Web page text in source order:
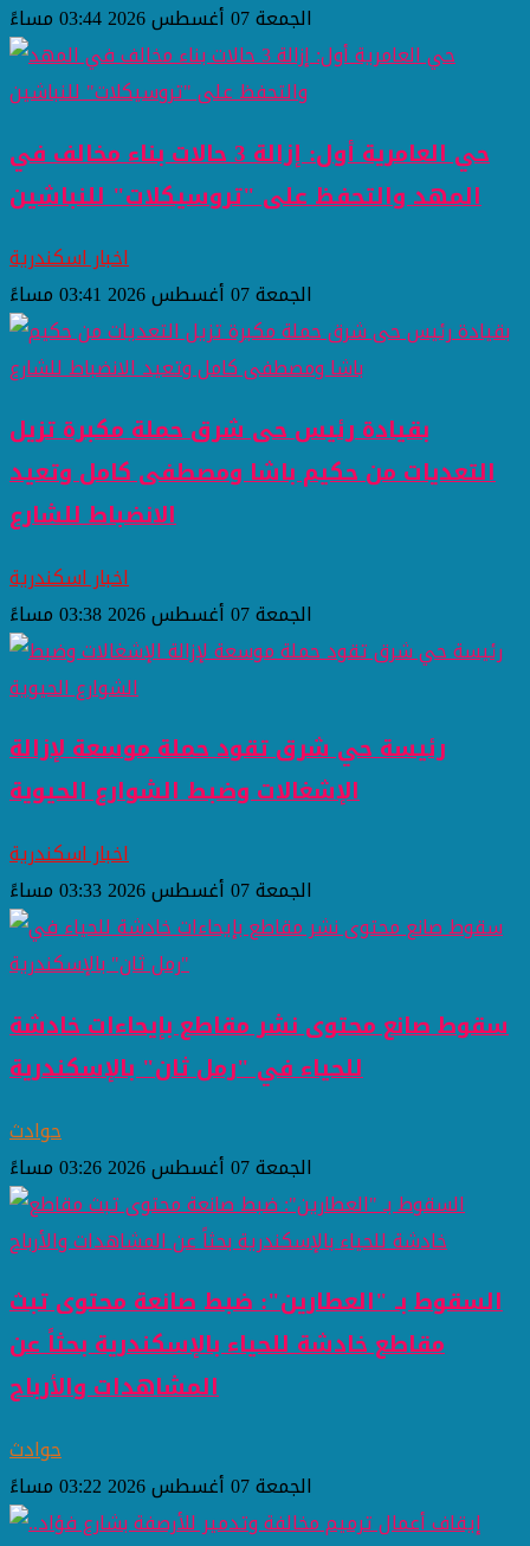
الجمعة 07 أغسطس 2026 03:44 مساءً
حي العامرية أول: إزالة 3 حالات بناء مخالف في
المهد والتحفظ على "تروسيكلات" للنباشين
اخبار اسكندرية
الجمعة 07 أغسطس 2026 03:41 مساءً
بقيادة رئيس حى شرق حملة مكبرة تزيل
التعديات من حكيم باشا ومصطفى كامل وتعيد
الانضباط للشارع
اخبار اسكندرية
الجمعة 07 أغسطس 2026 03:38 مساءً
رئيسة حي شرق تقود حملة موسعة لإزالة
الإشغالات وضبط الشوارع الحيوية
اخبار اسكندرية
الجمعة 07 أغسطس 2026 03:33 مساءً
سقوط صانع محتوى نشر مقاطع بإيحاءات خادشة
للحياء في "رمل ثان" بالإسكندرية
حوادث
الجمعة 07 أغسطس 2026 03:26 مساءً
السقوط بـ "العطارين": ضبط صانعة محتوى تبث
مقاطع خادشة للحياء بالإسكندرية بحثاً عن
المشاهدات والأرباح
حوادث
الجمعة 07 أغسطس 2026 03:22 مساءً